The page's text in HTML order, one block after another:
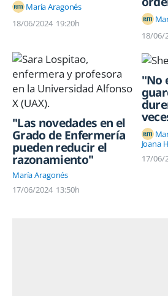
María Aragonés
18/06/2024 19:20h
18/06/
"Las novedades en el
Grado de Enfermería
pueden reducir el
razonamiento"
María Aragonés
17/06/2024 13:50h
"No
Joana
17/06/